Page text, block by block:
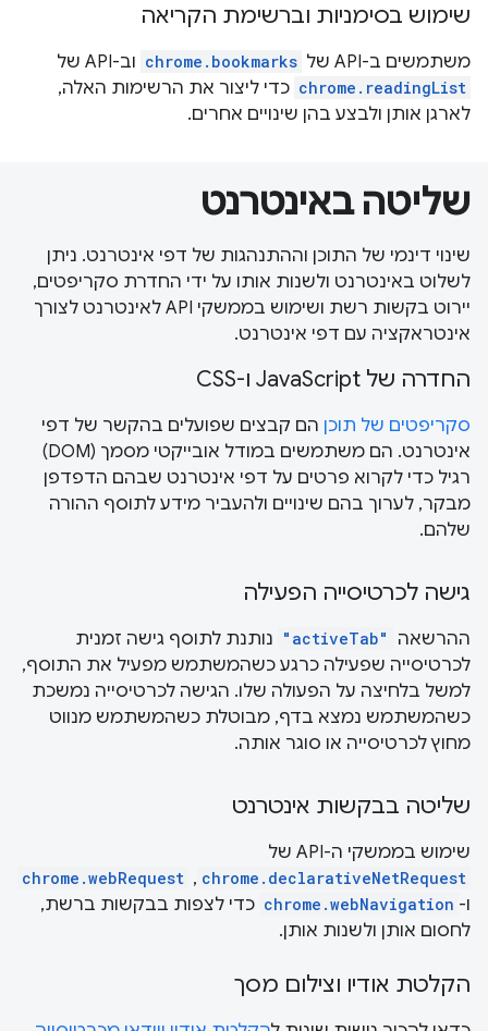
שימוש בסימניות וברשימת הקריאה
משתמשים ב-API של chrome.bookmarks וב-API של
chrome.readingList כדי ליצור את הרשימות האלה,
לארגן אותן ולבצע בהן שינויים אחרים.
שליטה באינטרנט
שינוי דינמי של התוכן וההתנהגות של דפי אינטרנט. ניתן
לשלוט באינטרנט ולשנות אותו על ידי החדרת סקריפטים,
יירוט בקשות רשת ושימוש בממשקי API לאינטרנט לצורך
אינטראקציה עם דפי אינטרנט.
החדרה של JavaScript ו-CSS
סקריפטים של תוכן הם קבצים שפועלים בהקשר של דפי
אינטרנט. הם משתמשים במודל אובייקטי מסמך (DOM)
רגיל כדי לקרוא פרטים על דפי אינטרנט שבהם הדפדפן
מבקר, לערוך בהם שינויים ולהעביר מידע לתוסף ההורה
שלהם.
גישה לכרטיסייה הפעילה
ההרשאה "activeTab" נותנת לתוסף גישה זמנית
לכרטיסייה שפעילה כרגע כשהמשתמש מפעיל את התוסף,
למשל בלחיצה על הפעולה שלו. הגישה לכרטיסייה נמשכת
כשהמשתמש נמצא בדף, מבוטלת כשהמשתמש מנווט
מחוץ לכרטיסייה או סוגר אותה.
שליטה בבקשות אינטרנט
שימוש בממשקי ה-API של
chrome.declarativeNetRequest
,
chrome.webRequest
ו- chrome.webNavigation כדי לצפות בבקשות ברשת,
לחסום אותן ולשנות אותן.
הקלטת אודיו וצילום מסך